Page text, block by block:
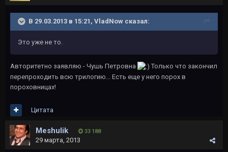
В 29.03.2013 в 15:21, VladNow сказал:
Это уже не то.
Авторитетно заявляю - Чушь Петровна
Только что закончил
перепроходить всю трилогию... Есть еще у него порох в
пороховницах!
Цитата
Meshulik 33 188
29 марта, 2013